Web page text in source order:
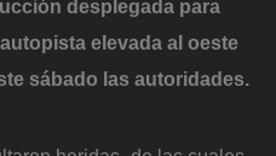
desplegada para
elevada al oeste
sábado las autoridades.